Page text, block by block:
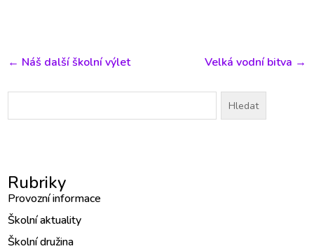
← Náš další školní výlet Velká vodní bitva →
Vyhledávání
Rubriky
Provozní informace
Školní aktuality
Školní družina